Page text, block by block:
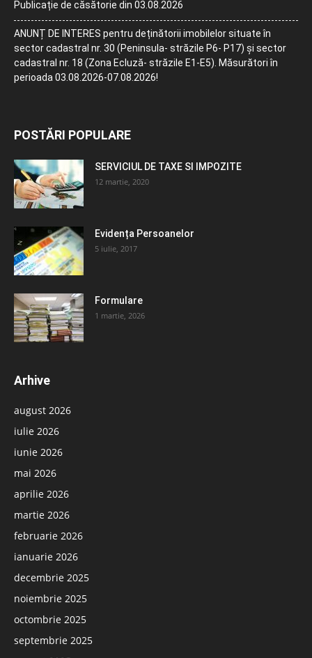
Publicație de căsătorie din 03.08.2026
ANUNȚ DE INTERES pentru deținătorii imobilelor situate în
sector cadastral nr. 30 (Peninsula- străzile P6- P17) și sector
cadastral nr. 18 (Zona Ecluză- străzile E1-E5). Măsurători în
perioada 03.08.2026-07.08.2026!
POSTĂRI POPULARE
SERVICIUL DE TAXE SI IMPOZITE
12 martie, 2020
Evidența Persoanelor
5 iulie, 2017
Formulare
1 martie, 2026
Arhive
august 2026
iulie 2026
iunie 2026
mai 2026
aprilie 2026
martie 2026
februarie 2026
ianuarie 2026
decembrie 2025
noiembrie 2025
octombrie 2025
septembrie 2025